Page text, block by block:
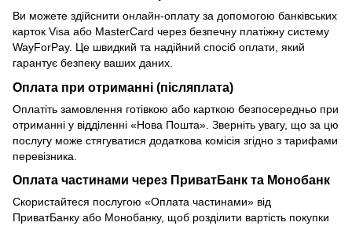
Ви можете здійснити онлайн-оплату за допомогою банківських
карток Visa або MasterCard через безпечну платіжну систему
WayForPay. Це швидкий та надійний спосіб оплати, який
гарантує безпеку ваших даних.
Оплата при отриманні (післяплата)
Оплатіть замовлення готівкою або карткою безпосередньо при
отриманні у відділенні «Нова Пошта». Зверніть увагу, що за цю
послугу може стягуватися додаткова комісія згідно з тарифами
перевізника.
Оплата частинами через ПриватБанк та Монобанк
Скористайтеся послугою «Оплата частинами» від
ПриватБанку або Монобанку, щоб розділити вартість покупки